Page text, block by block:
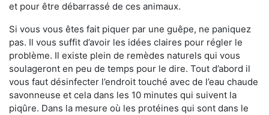
et pour être débarrassé de ces animaux.
Si vous vous êtes fait piquer par une guêpe, ne paniquez
pas. Il vous suffit d’avoir les idées claires pour régler le
problème. Il existe plein de remèdes naturels qui vous
soulageront en peu de temps pour le dire. Tout d’abord il
vous faut désinfecter l’endroit touché avec de l’eau chaude
savonneuse et cela dans les 10 minutes qui suivent la
piqûre. Dans la mesure où les protéines qui sont dans le